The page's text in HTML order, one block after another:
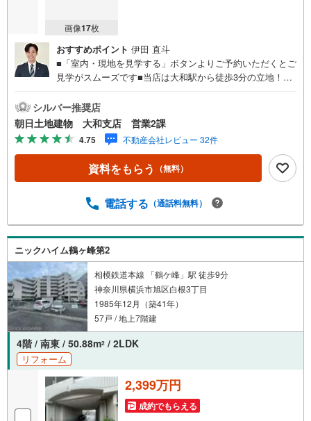
画像17枚
おすすめポイント 伊田 直斗
■「室内・現地を見学する」ボタンよりご予約いただくとご
見学がスムーズです■当店は大和駅から徒歩3分の立地！青
ったキッズコーナーやおむつ替えができる授乳室も完備お
子様連れでも安心です。提携駐車場もございます■ご来場の
際は、事前にご予約をお願いします■「室内・現地を見学す
る」ボタンよりご予約頂くとスムーズ！■現地ご案内■お客
様の貴重なお時間の中でご希望の情報をご案内します。お
およその所要時間や内容は下記をご参考ください〇ご希望
現地/物件見学（30分～）〇周辺環境のご紹介（30分～）■
設計致します。私達は様々なご要望にお応え致します！
【コロナウイルス予防対策実施中】〇ご入店時の検温とア
ルコール除菌を設置しております〇接客ブースでは、お席
の間隔を通常より広くお取りします〇全営業車に乗降車時
の消毒、除菌シート等を常備しております〇物件見学用に
使い捨てスリッパ・使い捨て手袋をご用意します。
シルバー推奨店
朝日土地建物 大和支店 営業2課
4.75 不動産会社レビュー 32件
資料をもらう （無料）
電話する （通話料無料）
ニックハイム鶴ヶ峰第2
相模鉄道本線 「鶴ケ峰」駅 徒歩9分
神奈川県横浜市旭区白根3丁目
1985年12月（築41年）
57戸 / 地上7階建
4階 / 南東 / 50.88m2 / 2LDK
リフォーム
2,399万円
成約でもらえる